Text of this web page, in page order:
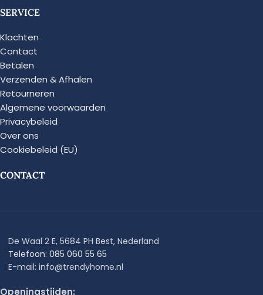
SERVICE
Klachten
Contact
Betalen
Verzenden & Afhalen
Retourneren
Algemene voorwaarden
Privacybeleid
Over ons
Cookiebeleid (EU)
CONTACT
De Waal 2 E, 5684 PH Best, Nederland
Telefoon: 085 060 55 65
E-mail: info@trendyhome.nl
Openingstijden: